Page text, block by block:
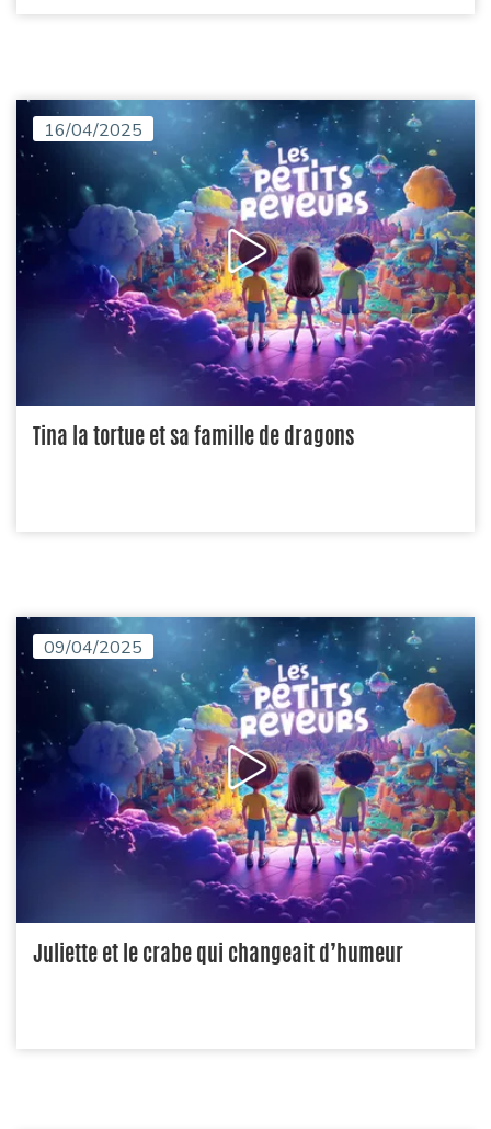
16/04/2025
Tina la tortue et sa famille de dragons
09/04/2025
Juliette et le crabe qui changeait d’humeur